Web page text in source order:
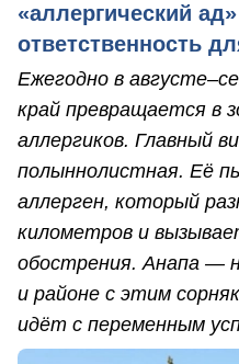
«аллергический
ответственность
Ежегодно в
край превращается в
аллергиков. Главный
полыннолистная. Её
аллерген, который
километров и
обострения. Анапа —
и районе с этим
идёт с переменным